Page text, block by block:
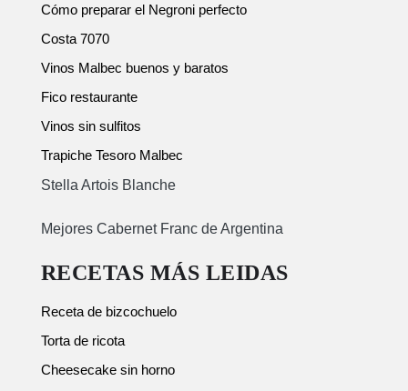
Cómo preparar el Negroni perfecto
Costa 7070
Vinos Malbec buenos y baratos
Fico restaurante
Vinos sin sulfitos
Trapiche Tesoro Malbec
Stella Artois Blanche
Mejores Cabernet Franc de Argentina
RECETAS MÁS LEIDAS
Receta de bizcochuelo
Torta de ricota
Cheesecake sin horno